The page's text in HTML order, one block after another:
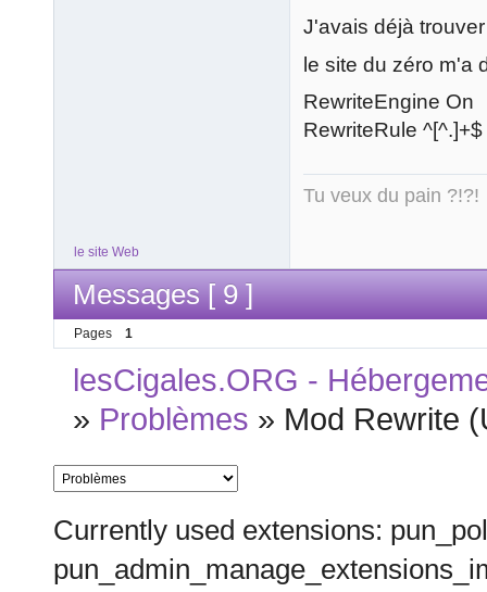
J'avais déjà
le site du zéro m'a
RewriteEngine On
RewriteRule
Tu veux du pain ?!?!
le site Web
Messages [ 9 ]
Pages 1
lesCigales.ORG -
» Problèmes » Mod Rewrite
Currently used extensions: